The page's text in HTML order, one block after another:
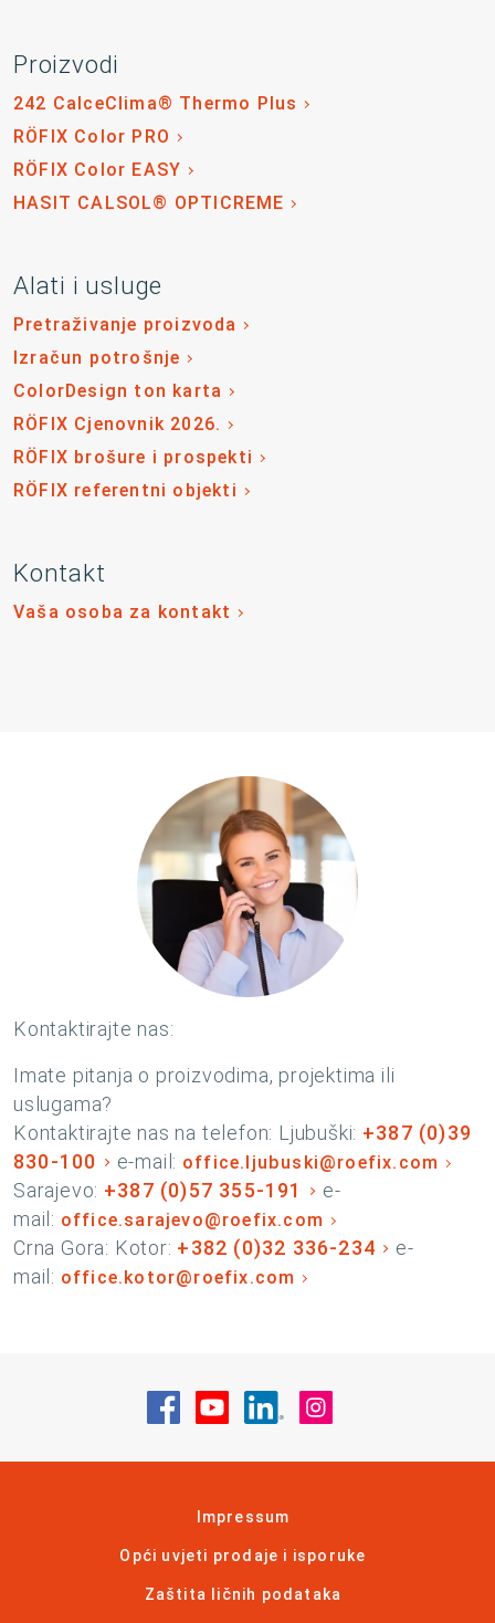
Proizvodi
242 CalceClima® Thermo Plus
RÖFIX Color PRO
RÖFIX Color EASY
HASIT CALSOL® OPTICREME
Alati i usluge
Pretraživanje proizvoda
Izračun potrošnje
ColorDesign ton karta
RÖFIX Cjenovnik 2026.
RÖFIX brošure i prospekti
RÖFIX referentni objekti
Kontakt
Vaša osoba za kontakt
Kontaktirajte nas:
Imate pitanja o proizvodima, projektima ili
uslugama?
Kontaktirajte nas na telefon: Ljubuški: +387 (0)39
830-100
e-mail: office.ljubuski@roefix.com
Sarajevo: +387 (0)57 355-191
e-
mail: office.sarajevo@roefix.com
Crna Gora: Kotor: +382 (0)32 336-234
e-
mail: office.kotor@roefix.com
Posjetite nas na Facebook
Posjetite nas na YouTube
Posjetite nas na
Impressum
Opći uvjeti prodaje i isporuke
Zaštita ličnih podataka